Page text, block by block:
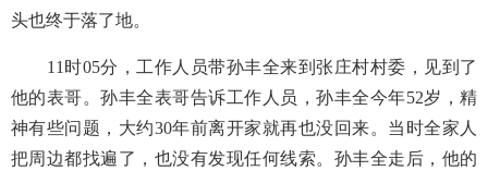
头也终于落了地。
11时05分，工作人员带孙丰全来到张庄村村委，见到了
他的表哥。孙丰全表哥告诉工作人员，孙丰全今年52岁，精
神有些问题，大约30年前离开家就再也没回来。当时全家人
把周边都找遍了，也没有发现任何线索。孙丰全走后，他的